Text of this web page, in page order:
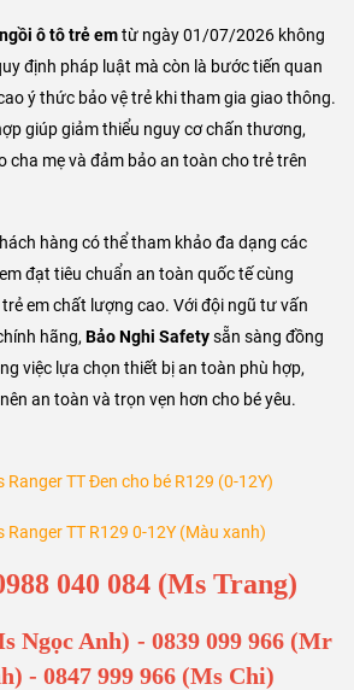
ô tô trẻ emtừ ngày 01/07/2026 không
định pháp luật mà còn là bước tiến quan
ý thức bảo vệ trẻ khi tham gia giao thông.
giúp giảm thiểu nguy cơ chấn thương,
cha mẹ và đảm bảo an toàn cho trẻ trên
hàng có thể tham khảo đa dạng các
đạt tiêu chuẩn an toàn quốc tế cùng
em chất lượng cao. Với đội ngũ tư vấn
hãng, Bảo Nghi Safetysẵn sàng đồng
việc lựa chọn thiết bị an toàn phù hợp,
an toàn và trọn vẹn hơn cho bé yêu.
TT Đen cho bé R129 (0-12Y)
TT R129 0-12Y (Màu xanh)
040 084 (Ms Trang)
Ngọc Anh) - 0839 099 966(Mr
- 0847 999 966 (Ms Chi)